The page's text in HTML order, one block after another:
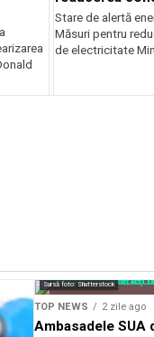
electricitate
Stare de alertă
Măsuri pentru
de electricitate
Sursă foto: Shutterstock
TOP NEWS 2 zile ago
Ambasadele SUA